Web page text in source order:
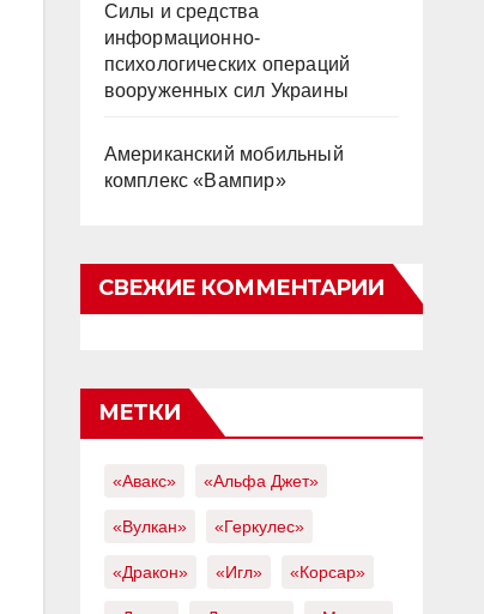
Силы и средства
информационно-
психологических операций
вооруженных сил Украины
Американский мобильный
комплекс «Вампир»
СВЕЖИЕ КОММЕНТАРИИ
МЕТКИ
«Авакс» «Альфа Джет»
«Вулкан» «Геркулес»
«Дракон» «Игл» «Корсар»